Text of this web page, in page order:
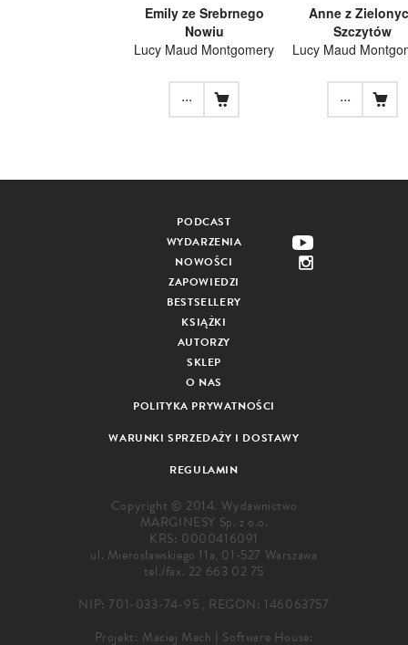
Emily ze Srebrnego
Nowiu
Lucy Maud Montgomery
...
Anne z
Szczytów
Lucy Maud
...
PODCAST
WYDARZENIA
NOWOŚCI
ZAPOWIEDZI
BESTSELLERY
KSIĄŻKI
AUTORZY
SKLEP
O NAS
POLITYKA PRYWATNOŚCI
WARUNKI SPRZEDAŻY I DOSTAWY
REGULAMIN
Copyright © 2014. Wydawnictwo
MARGINESY Sp. z o.o.
KRS: 0000416091
ul. Mierosławskiego 11a, 01-527 Warszawa
tel./fax. 22 663 02 75
NIP: 701-033-74-95 , REGON: 146063757
Projekt: Maciej Mach | Software House: